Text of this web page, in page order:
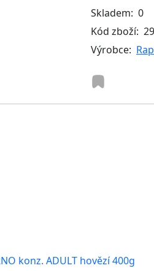
Skladem: 0
Kód zboží:
Výrobce:
konz. ADULT hovězí 400g